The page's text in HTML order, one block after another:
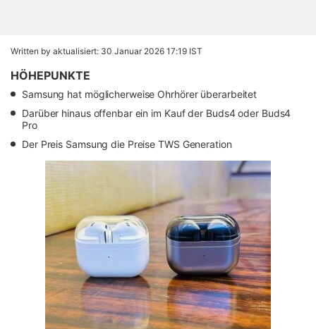
Written by aktualisiert: 30 Januar 2026 17:19 IST
HÖHEPUNKTE
Samsung hat möglicherweise Ohrhörer überarbeitet
Darüber hinaus offenbar ein im Kauf der Buds4 oder Buds4
Pro
Der Preis Samsung die Preise TWS Generation